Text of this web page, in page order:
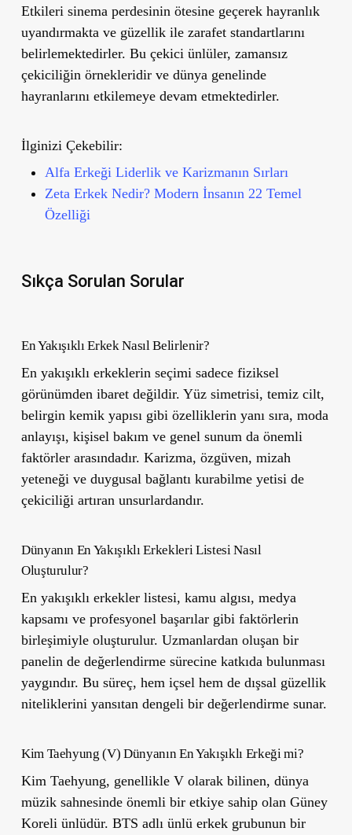
Etkileri sinema perdesinin ötesine geçerek hayranlık
uyandırmakta ve güzellik ile zarafet standartlarını
belirlemektedirler. Bu çekici ünlüler, zamansız
çekiciliğin örnekleridir ve dünya genelinde
hayranlarını etkilemeye devam etmektedirler.
İlginizi Çekebilir:
Alfa Erkeği Liderlik ve Karizmanın Sırları
Zeta Erkek Nedir? Modern İnsanın 22 Temel
Özelliği
Sıkça Sorulan Sorular
En Yakışıklı Erkek Nasıl Belirlenir?
En yakışıklı erkeklerin seçimi sadece fiziksel
görünümden ibaret değildir. Yüz simetrisi, temiz cilt,
belirgin kemik yapısı gibi özelliklerin yanı sıra, moda
anlayışı, kişisel bakım ve genel sunum da önemli
faktörler arasındadır. Karizma, özgüven, mizah
yeteneği ve duygusal bağlantı kurabilme yetisi de
çekiciliği artıran unsurlardandır.
Dünyanın En Yakışıklı Erkekleri Listesi Nasıl
Oluşturulur?
En yakışıklı erkekler listesi, kamu algısı, medya
kapsamı ve profesyonel başarılar gibi faktörlerin
birleşimiyle oluşturulur. Uzmanlardan oluşan bir
panelin de değerlendirme sürecine katkıda bulunması
yaygındır. Bu süreç, hem içsel hem de dışsal güzellik
niteliklerini yansıtan dengeli bir değerlendirme sunar.
Kim Taehyung (V) Dünyanın En Yakışıklı Erkeği mi?
Kim Taehyung, genellikle V olarak bilinen, dünya
müzik sahnesinde önemli bir etkiye sahip olan Güney
Koreli ünlüdür. BTS adlı ünlü erkek grubunun bir